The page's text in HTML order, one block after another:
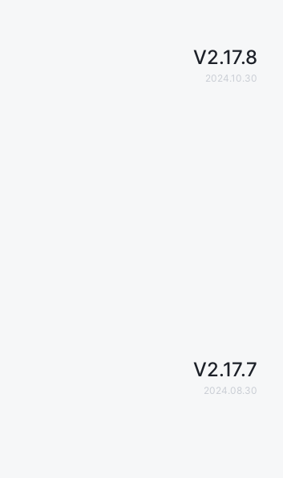
V2.17.8
2024.10.30
V2.17.7
2024.08.30